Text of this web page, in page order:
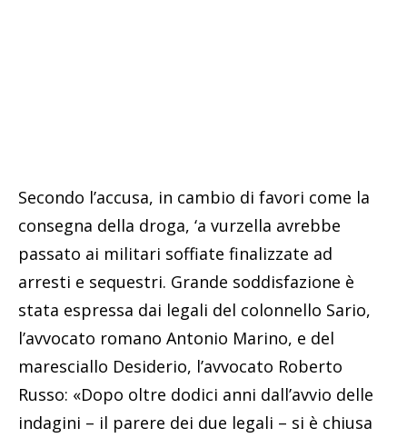
Secondo l’accusa, in cambio di favori come la
consegna della droga, ‘a vurzella avrebbe
passato ai militari soffiate finalizzate ad
arresti e sequestri. Grande soddisfazione è
stata espressa dai legali del colonnello Sario,
l’avvocato romano Antonio Marino, e del
maresciallo Desiderio, l’avvocato Roberto
Russo: «Dopo oltre dodici anni dall’avvio delle
indagini – il parere dei due legali – si è chiusa